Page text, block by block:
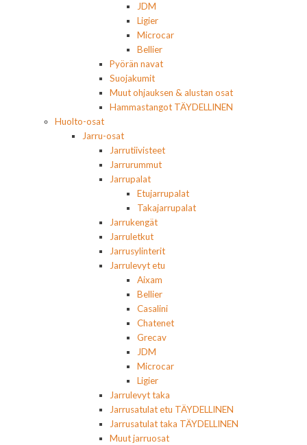
JDM
Ligier
Microcar
Bellier
Pyörän navat
Suojakumit
Muut ohjauksen & alustan osat
Hammastangot TÄYDELLINEN
Huolto-osat
Jarru-osat
Jarrutiivisteet
Jarrurummut
Jarrupalat
Etujarrupalat
Takajarrupalat
Jarrukengät
Jarruletkut
Jarrusylinterit
Jarrulevyt etu
Aixam
Bellier
Casalini
Chatenet
Grecav
JDM
Microcar
Ligier
Jarrulevyt taka
Jarrusatulat etu TÄYDELLINEN
Jarrusatulat taka TÄYDELLINEN
Muut jarruosat